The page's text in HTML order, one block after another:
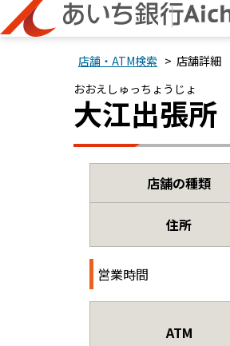
店舗・ATM検索 > 店舗詳細
おおえしゅっちょうじょ
大江出張所
店舗の種類
住所
営業時間
ATM